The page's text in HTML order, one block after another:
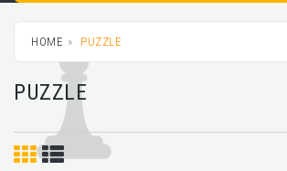
HOME PUZZLE
PUZZLE